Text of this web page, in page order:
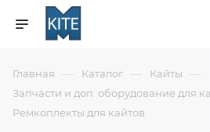
Главная — Каталог — Кайты —
Запчасти и доп. оборудование для
Ремкоплекты для кайтов